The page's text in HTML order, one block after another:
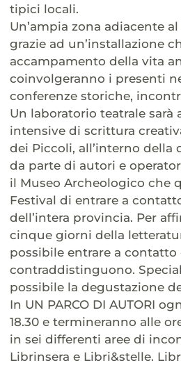
tipici locali.
Un’ampia zona adiacente
grazie ad un’installazione
accampamento della vita
coinvolgeranno i presenti
conferenze storiche,
Un laboratorio teatrale
intensive di scrittura
dei Piccoli, all’interno
da parte di autori e
il Museo Archeologico che
Festival di entrare a
dell’intera provincia. Per
cinque giorni della
possibile entrare a
contraddistinguono.
possibile la degustazione
In UN PARCO DI AUTORI
18.30 e termineranno alle
in sei differenti aree di
Librinsera e Libri&stelle.